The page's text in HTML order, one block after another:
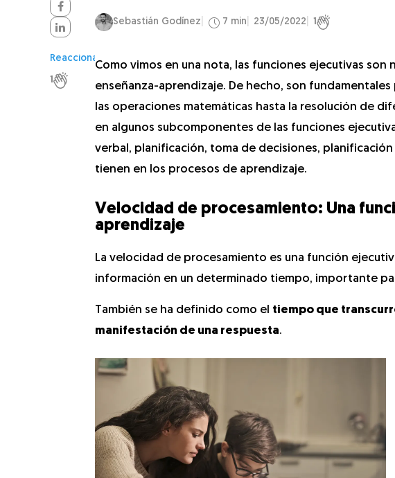
Reacciona
1
Sebastián Godínez 7 min 23/05/2022 1
Como vimos en una nota, las funciones ejecutivas
enseñanza-aprendizaje. De hecho, son
las operaciones matemáticas hasta la resolución de
en algunos subcomponentes de las funciones
verbal, planificación, toma de decisiones,
tienen en los procesos de aprendizaje.
Velocidad de procesamiento: Una
aprendizaje
La velocidad de procesamiento es una función
información en un determinado tiempo, importante
También se ha definido como el tiempo que
manifestación de una respuesta.